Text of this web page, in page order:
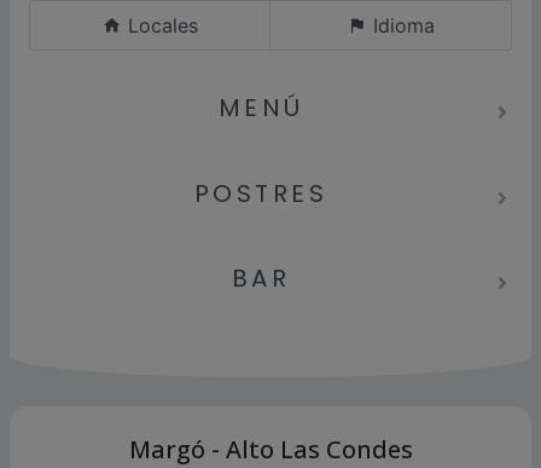
Locales Idioma
MENÚ
POSTRES
BAR
Margó - Alto Las Condes